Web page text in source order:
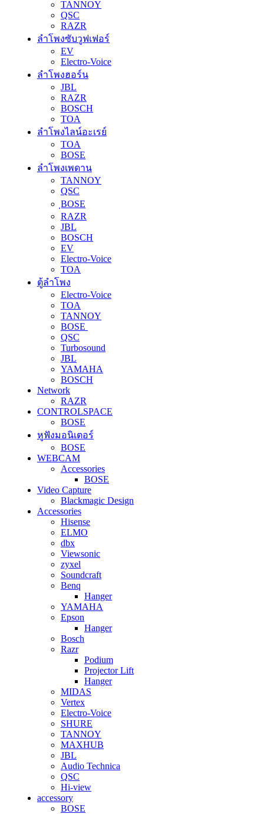
TANNOY
QSC
RAZR
ลำโพงซับวูฟเฟอร์
EV
Electro-Voice
ลำโพงฮอร์น
JBL
RAZR
BOSCH
TOA
ลำโพงไลน์อะเรย์
TOA
BOSE
ลำโพงเพดาน
TANNOY
QSC
ฺBOSE
RAZR
JBL
BOSCH
EV
Electro-Voice
TOA
ตู้ลำโพง
Electro-Voice
TOA
TANNOY
BOSE
QSC
Turbosound
JBL
YAMAHA
BOSCH
Network
RAZR
CONTROLSPACE
BOSE
หูฟังมอนิเตอร์
BOSE
WEBCAM
Accessories
BOSE
Video Capture
Blackmagic Design
Accessories
Hisense
ELMO
dbx
Viewsonic
zyxel
Soundcraft
Benq
Hanger
YAMAHA
Epson
Hanger
Bosch
Razr
Podium
Projector Lift
Hanger
MIDAS
Vertex
Electro-Voice
SHURE
TANNOY
MAXHUB
JBL
Audio Technica
QSC
Hi-view
accessory
BOSE